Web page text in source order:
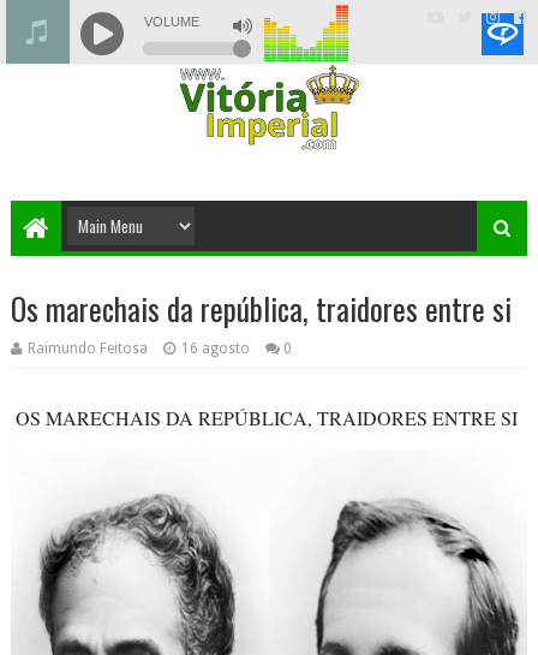
Os marechais da república, traidores entre si
Raimundo Feitosa 16 agosto 0
OS MARECHAIS DA REPÚBLICA, TRAIDORES ENTRE SI